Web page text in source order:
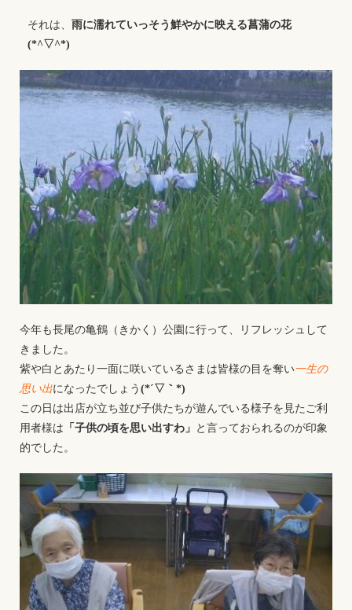
それは、 雨に濡れていっそう鮮やかに映える菖蒲の花
(*^▽^*)
今年も長尾の亀鶴（きかく）公園に行って、リフレッシュして
きました。
紫や白とあたり一面に咲いているさまは皆様の目を奪い一生の
思い出になったでしょう (*´▽｀*)
この日は出店が立ち並び子供たちが遊んでいる様子を見たご利
用者様は 「子供の頃を思い出すわ」 と言っておられるのが印象
的でした。